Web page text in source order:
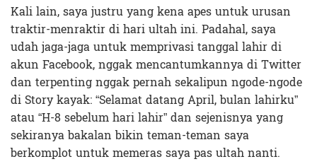
Kali lain, saya justru yang kena apes untuk urusan
traktir-menraktir di hari ultah ini. Padahal, saya
udah jaga-jaga untuk memprivasi tanggal lahir di
akun Facebook, nggak mencantumkannya di Twitter
dan terpenting nggak pernah sekalipun ngode-ngode
di Story kayak: “Selamat datang April, bulan lahirku”
atau “H-8 sebelum hari lahir” dan sejenisnya yang
sekiranya bakalan bikin teman-teman saya
berkomplot untuk memeras saya pas ultah nanti.